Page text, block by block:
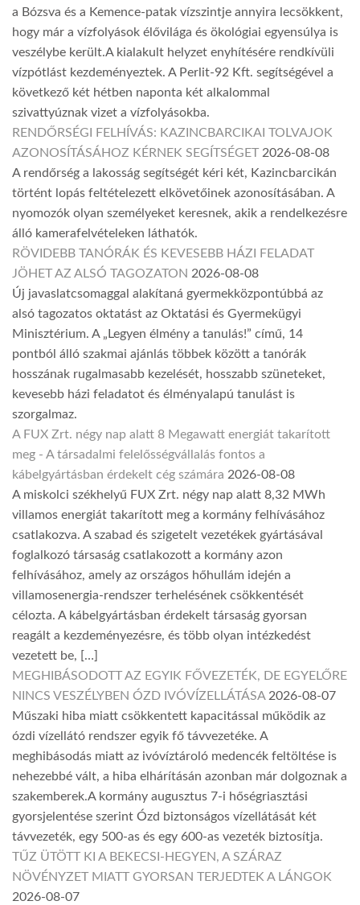
a Bózsva és a Kemence-patak vízszintje annyira lecsökkent,
hogy már a vízfolyások élővilága és ökológiai egyensúlya is
veszélybe került.A kialakult helyzet enyhítésére rendkívüli
vízpótlást kezdeményeztek. A Perlit-92 Kft. segítségével a
következő két hétben naponta két alkalommal
szivattyúznak vizet a vízfolyásokba.
RENDŐRSÉGI FELHÍVÁS: KAZINCBARCIKAI TOLVAJOK
AZONOSÍTÁSÁHOZ KÉRNEK SEGÍTSÉGET 2026-08-08
A rendőrség a lakosság segítségét kéri két, Kazincbarcikán
történt lopás feltételezett elkövetőinek azonosításában. A
nyomozók olyan személyeket keresnek, akik a rendelkezésre
álló kamerafelvételeken láthatók.
RÖVIDEBB TANÓRÁK ÉS KEVESEBB HÁZI FELADAT
JÖHET AZ ALSÓ TAGOZATON 2026-08-08
Új javaslatcsomaggal alakítaná gyermekközpontúbbá az
alsó tagozatos oktatást az Oktatási és Gyermekügyi
Minisztérium. A „Legyen élmény a tanulás!” című, 14
pontból álló szakmai ajánlás többek között a tanórák
hosszának rugalmasabb kezelését, hosszabb szüneteket,
kevesebb házi feladatot és élményalapú tanulást is
szorgalmaz.
A FUX Zrt. négy nap alatt 8 Megawatt energiát takarított
meg - A társadalmi felelősségvállalás fontos a
kábelgyártásban érdekelt cég számára 2026-08-08
A miskolci székhelyű FUX Zrt. négy nap alatt 8,32 MWh
villamos energiát takarított meg a kormány felhívásához
csatlakozva. A szabad és szigetelt vezetékek gyártásával
foglalkozó társaság csatlakozott a kormány azon
felhívásához, amely az országos hőhullám idején a
villamosenergia-rendszer terhelésének csökkentését
célozta. A kábelgyártásban érdekelt társaság gyorsan
reagált a kezdeményezésre, és több olyan intézkedést
vezetett be, […]
MEGHIBÁSODOTT AZ EGYIK FŐVEZETÉK, DE EGYELŐRE
NINCS VESZÉLYBEN ÓZD IVÓVÍZELLÁTÁSA 2026-08-07
Műszaki hiba miatt csökkentett kapacitással működik az
ózdi vízellátó rendszer egyik fő távvezetéke. A
meghibásodás miatt az ivóvíztároló medencék feltöltése is
nehezebbé vált, a hiba elhárításán azonban már dolgoznak a
szakemberek.A kormány augusztus 7-i hőségriasztási
gyorsjelentése szerint Ózd biztonságos vízellátását két
távvezeték, egy 500-as és egy 600-as vezeték biztosítja.
TŰZ ÜTÖTT KI A BEKECSI-HEGYEN, A SZÁRAZ
NÖVÉNYZET MIATT GYORSAN TERJEDTEK A LÁNGOK
2026-08-07